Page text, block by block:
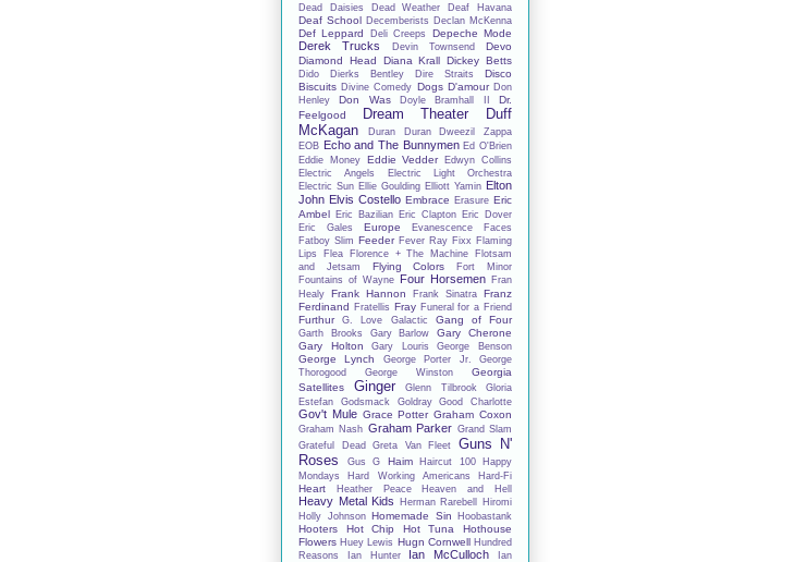
Dead Daisies Dead Weather Deaf Havana
Deaf School Decemberists Declan McKenna
Def Leppard Deli Creeps Depeche Mode
Derek Trucks Devin Townsend
Devo
Diamond Head
Diana Krall Dickey Betts
Dido Dierks Bentley Dire Straits
Disco
Biscuits Divine Comedy Dogs D'amour Don
Henley
Don Was Doyle Bramhall II
Dr.
Feelgood
Dream Theater
Duff
McKagan
Duran Duran
Dweezil Zappa
EOB Echo and The Bunnymen Ed O'Brien
Eddie Money
Eddie Vedder
Edwyn Collins
Electric Angels
Electric Light Orchestra
Electric Sun Ellie Goulding Elliott Yamin Elton
John Elvis Costello Embrace Erasure Eric
Ambel Eric Bazilian Eric Clapton Eric Dover
Eric Gales
Europe Evanescence
Faces
Fatboy Slim Feeder Fever Ray Fixx Flaming
Lips
Flea Florence + The Machine
Flotsam
and Jetsam
Flying Colors
Fort Minor
Fountains of Wayne Four Horsemen Fran
Healy Frank Hannon Frank Sinatra Franz
Ferdinand Fratellis Fray Funeral for a Friend
Furthur G. Love Galactic Gang of Four
Garth Brooks Gary Barlow
Gary Cherone
Gary Holton
Gary Louris George Benson
George Lynch George Porter Jr.
George
Thorogood
George Winston
Georgia
Satellites
Ginger Glenn Tilbrook
Gloria
Estefan
Godsmack Goldray Good Charlotte
Gov't Mule Grace Potter Graham Coxon
Graham Nash Graham Parker Grand Slam
Grateful Dead
Greta Van Fleet
Guns N'
Roses
Gus G Haim Haircut 100
Happy
Mondays
Hard Working Americans Hard-Fi
Heart Heather Peace Heaven and Hell
Heavy Metal Kids Herman Rarebell
Hiromi
Holly Johnson Homemade Sin Hoobastank
Hooters Hot Chip Hot Tuna
Hothouse
Flowers Huey Lewis Hugn Cornwell Hundred
Reasons
Ian Hunter Ian McCulloch
Ian